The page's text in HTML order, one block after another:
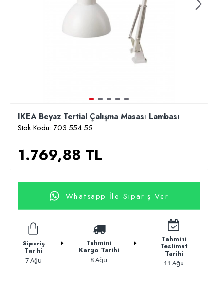
IKEA Beyaz Tertial Çalışma Masası Lambası
Stok Kodu: 703.554.55
1.769,88 TL
Whatsapp İle Sipariş Ver
Sipariş
Tarihi
7 Ağu
Tahmini
Kargo Tarihi
8 Ağu
Tahmini
Teslimat
Tarihi
11 Ağu